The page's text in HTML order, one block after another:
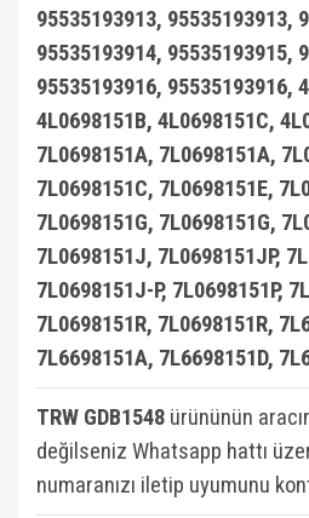
95535193913, 95535193913,
95535193914, 95535193915,
95535193916, 95535193916,
4L0698151B, 4L0698151C,
7L0698151A, 7L0698151A,
7L0698151C, 7L0698151E,
7L0698151G, 7L0698151G,
7L0698151J, 7L0698151JP,
7L0698151J-P, 7L0698151P,
7L0698151R, 7L0698151R,
7L6698151A, 7L6698151D,
TRW GDB1548 ürününün
değilseniz Whatsapp hattı
numaranızı iletip uyumunu